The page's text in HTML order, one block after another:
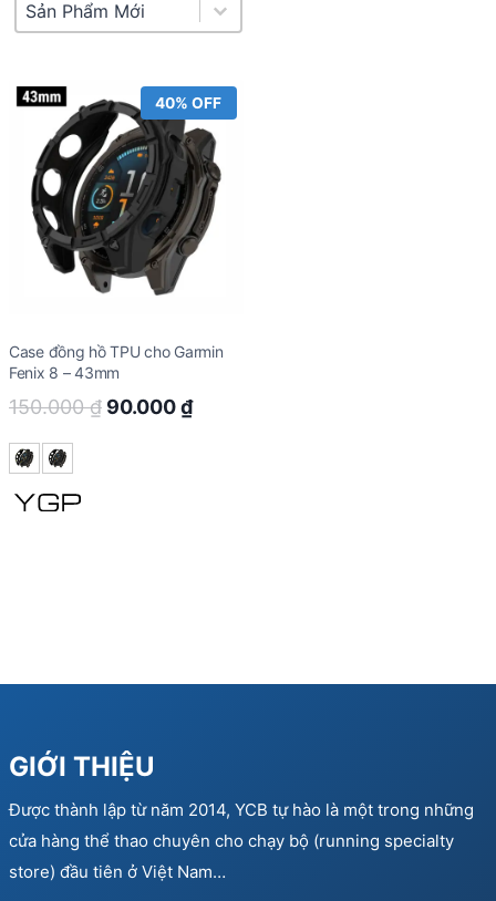
Sort content
40% OFF
Case đồng hồ TPU cho Garmin
Fenix 8 – 43mm
150.000₫ Original
90.000₫Current
GIỚI THIỆU
Được thành lập từ năm 2014, YCB tự hào là một trong những
cửa hàng thể thao chuyên cho chạy bộ (running specialty
store) đầu tiên ở Việt Nam…